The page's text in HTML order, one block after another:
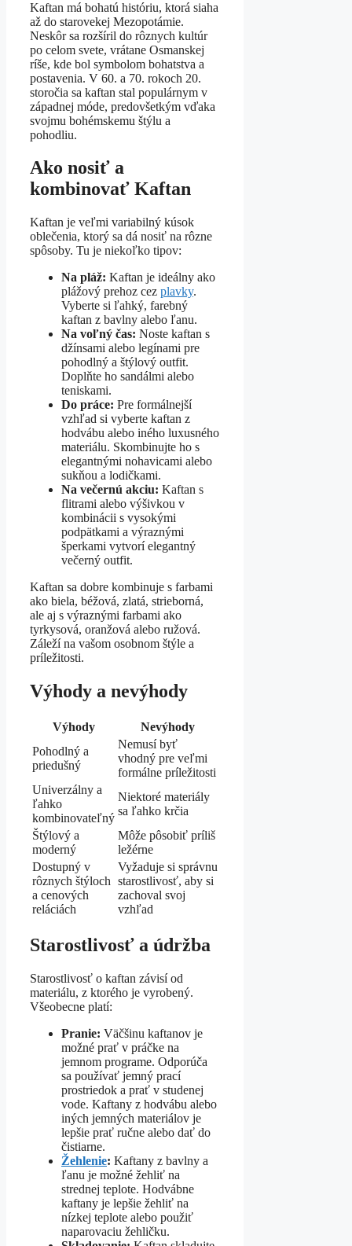
Kaftan má bohatú históriu, ktorá siaha
až do starovekej Mezopotámie.
Neskôr sa rozšíril do rôznych kultúr
po celom svete, vrátane Osmanskej
ríše, kde bol symbolom bohatstva a
postavenia. V 60. a 70. rokoch 20.
storočia sa kaftan stal populárnym v
západnej móde, predovšetkým vďaka
svojmu bohémskemu štýlu a
pohodliu.
Ako nosiť a
kombinovať Kaftan
Kaftan je veľmi variabilný kúsok
oblečenia, ktorý sa dá nosiť na rôzne
spôsoby. Tu je niekoľko tipov:
Na pláž: Kaftan je ideálny ako
plážový prehoz cez plavky.
Vyberte si ľahký, farebný
kaftan z bavlny alebo ľanu.
Na voľný čas: Noste kaftan s
džínsami alebo legínami pre
pohodlný a štýlový outfit.
Doplňte ho sandálmi alebo
teniskami.
Do práce: Pre formálnejší
vzhľad si vyberte kaftan z
hodvábu alebo iného luxusného
materiálu. Skombinujte ho s
elegantnými nohavicami alebo
sukňou a lodičkami.
Na večernú akciu: Kaftan s
flitrami alebo výšivkou v
kombinácii s vysokými
podpätkami a výraznými
šperkami vytvorí elegantný
večerný outfit.
Kaftan sa dobre kombinuje s farbami
ako biela, béžová, zlatá, strieborná,
ale aj s výraznými farbami ako
tyrkysová, oranžová alebo ružová.
Záleží na vašom osobnom štýle a
príležitosti.
Výhody a nevýhody
Výhody
Nevýhody
Pohodlný a
priedušný
Nemusí byť
vhodný pre veľmi
formálne príležitosti
Univerzálny a
ľahko
kombinovateľný
Niektoré materiály
sa ľahko krčia
Štýlový a
moderný
Môže pôsobiť príliš
ležérne
Dostupný v
rôznych štýloch
a cenových
reláciách
Vyžaduje si správnu
starostlivosť, aby si
zachoval svoj
vzhľad
Starostlivosť a údržba
Starostlivosť o kaftan závisí od
materiálu, z ktorého je vyrobený.
Všeobecne platí:
Pranie: Väčšinu kaftanov je
možné prať v práčke na
jemnom programe. Odporúča
sa používať jemný prací
prostriedok a prať v studenej
vode. Kaftany z hodvábu alebo
iných jemných materiálov je
lepšie prať ručne alebo dať do
čistiarne.
Žehlenie: Kaftany z bavlny a
ľanu je možné žehliť na
strednej teplote. Hodvábne
kaftany je lepšie žehliť na
nízkej teplote alebo použiť
naparovaciu žehličku.